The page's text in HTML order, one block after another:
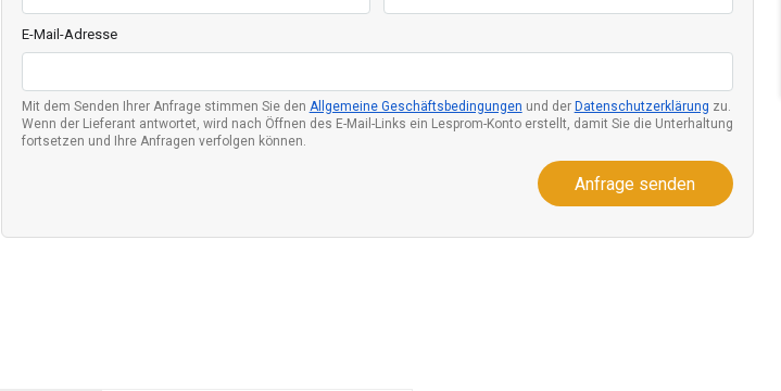
E-Mail-Adresse
Mit dem Senden Ihrer Anfrage stimmen Sie den Allgemeine Geschäftsbedingungen und der Datenschutzerklärung zu.
Wenn der Lieferant antwortet, wird nach Öffnen des E-Mail-Links ein Lesprom-Konto erstellt, damit Sie die Unterhaltung
fortsetzen und Ihre Anfragen verfolgen können.
Anfrage senden